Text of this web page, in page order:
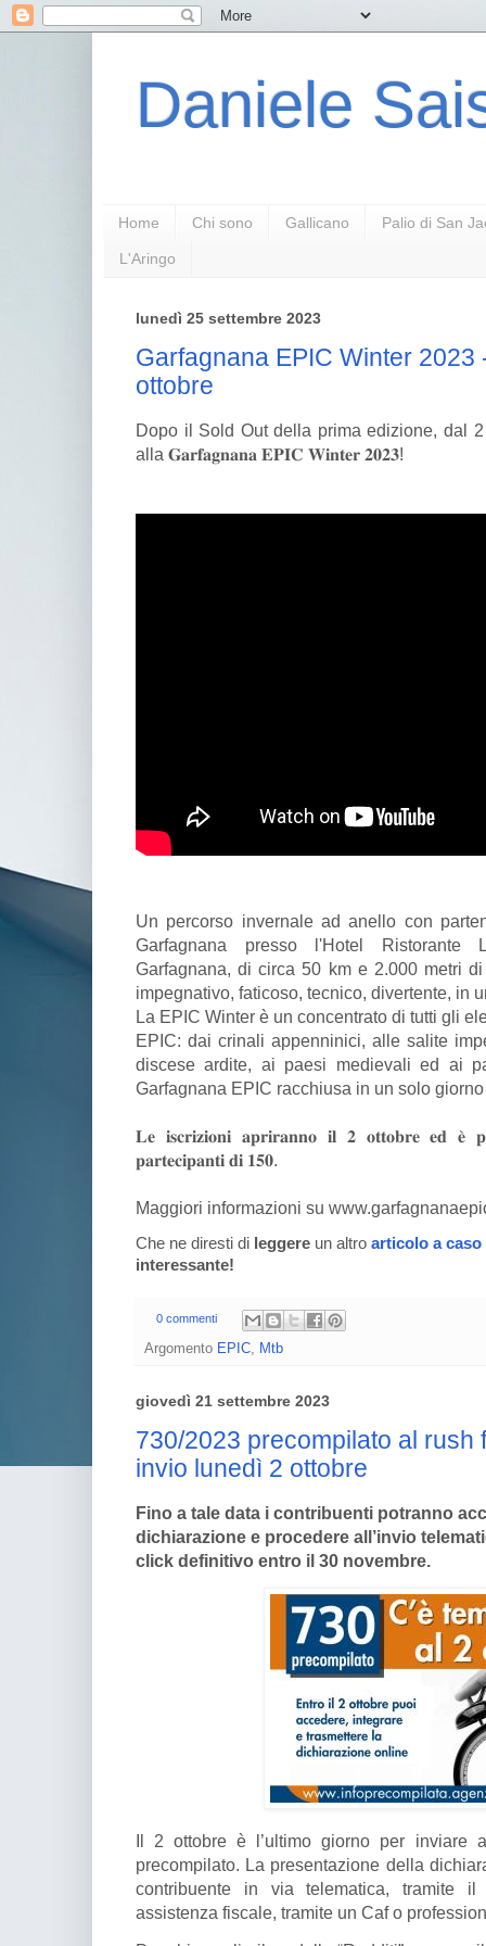
Daniele
Home Chi sono Gallicano Palio di San
L'Aringo
lunedì 25 settembre 2023
Garfagnana EPIC Winter 2023
ottobre
Dopo il Sold Out della prima edizione, dal
alla 𝐆𝐚𝐫𝐟𝐚𝐠𝐧𝐚𝐧𝐚 𝐄𝐏𝐈𝐂 𝐖𝐢𝐧𝐭𝐞𝐫 𝟐𝟎𝟐𝟑!
Un percorso invernale ad anello con
Garfagnana presso l'Hotel Ristorante
Garfagnana, di circa 50 km e 2.000 metri
impegnativo, faticoso, tecnico, divertente, in
La EPIC Winter è un concentrato di tutti gli
EPIC: dai crinali appenninici, alle salite
discese ardite, ai paesi medievali ed ai
Garfagnana EPIC racchiusa in un solo
𝐋𝐞 𝐢𝐬𝐜𝐫𝐢𝐳𝐢𝐨𝐧𝐢 𝐚𝐩𝐫𝐢𝐫𝐚𝐧𝐧𝐨 𝐢𝐥 𝟐 𝐨𝐭𝐭𝐨𝐛𝐫𝐞 𝐞𝐝
𝐩𝐚𝐫𝐭𝐞𝐜𝐢𝐩𝐚𝐧𝐭𝐢 𝐝𝐢 𝟏𝟓𝟎.
Maggiori informazioni su
Che ne diresti di leggere un altro articolo a caso
interessante!
0 commenti
Argomento EPIC Mtb
giovedì 21 settembre 2023
730/2023 precompilato al rush
invio lunedì 2 ottobre
Fino a tale data i contribuenti potranno
dichiarazione e procedere all’invio
click definitivo entro il 30 novembre.
Il 2 ottobre è l’ultimo giorno per inviare
precompilato. La presentazione della
contribuente in via telematica, tramite il
assistenza fiscale, tramite un Caf o